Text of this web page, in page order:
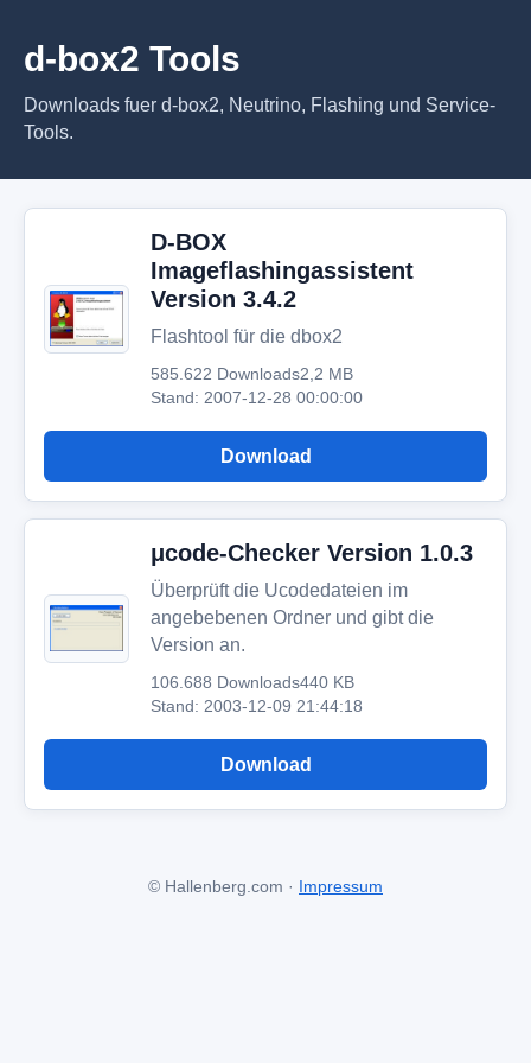
d-box2 Tools
Downloads fuer d-box2, Neutrino, Flashing und Service-
Tools.
D-BOX
Imageflashingassistent
Version 3.4.2
Flashtool für die dbox2
585.622 Downloads2,2 MB
Stand: 2007-12-28 00:00:00
Download
μcode-Checker Version 1.0.3
Überprüft die Ucodedateien im
angebebenen Ordner und gibt die
Version an.
106.688 Downloads440 KB
Stand: 2003-12-09 21:44:18
Download
© Hallenberg.com · Impressum